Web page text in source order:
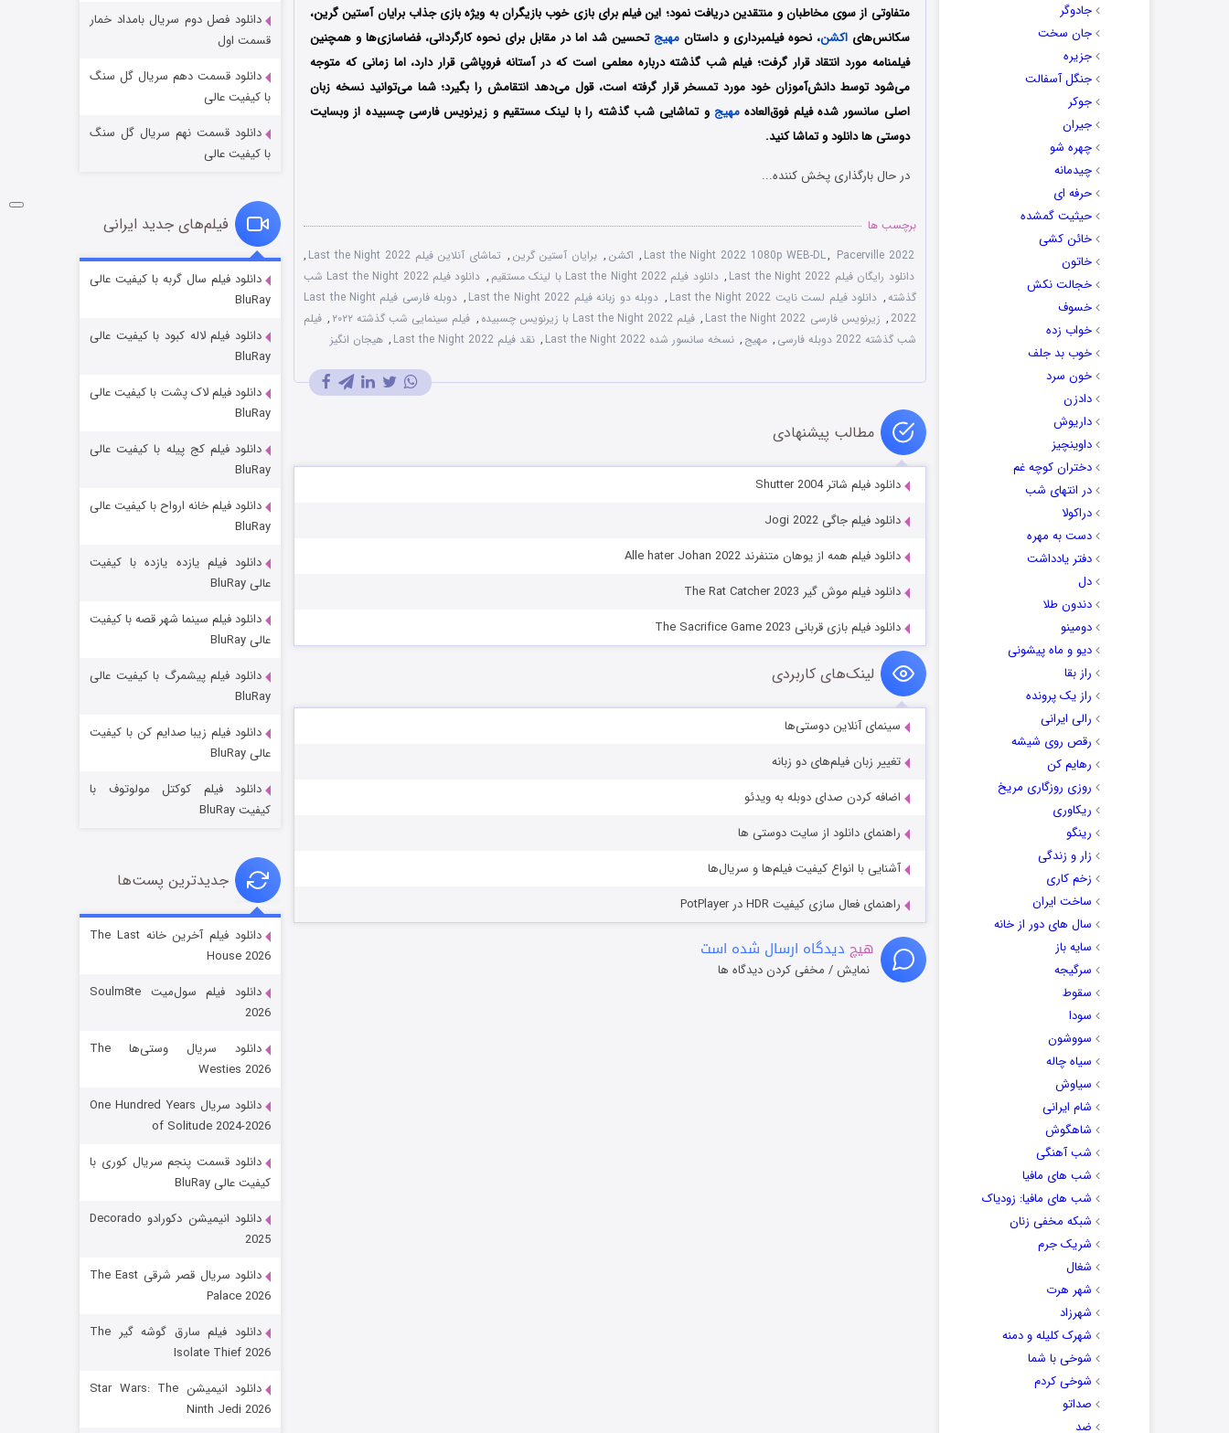
جادوگر
جان سخت
جزیره
جنگل آسفالت
جوکر
جیران
چهره شو
چیدمانه
حرفه ای
حیثیت گمشده
خائن کشی
خاتون
خجالت نکش
خسوف
خواب زده
خوب بد جلف
خون سرد
دادزن
داریوش
داوینچیز
دختران کوچه غم
در انتهای شب
دراکولا
دست به مهره
دفتر یادداشت
دل
دندون طلا
دومینو
دیو و ماه پیشونی
راز بقا
راز یک پرونده
رالی ایرانی
رقص روی شیشه
رهایم کن
روزی روزگاری مریخ
ریکاوری
رینگو
زار و زندگی
زخم کاری
ساخت ایران
سال های دور از خانه
سایه باز
سرگیجه
سقوط
سودا
سووشون
سیاه چاله
سیاوش
شام ایرانی
شاهگوش
شب آهنگی
شب های مافیا
شب های مافیا: زودیاک
شبکه مخفی زنان
شریک جرم
شغال
شهر هرت
شهرزاد
شهرک کلیله و دمنه
شوخی با شما
شوخی کردم
صداتو
ضد
متفاوتی از سوی مخاطبان و منتقدین دریافت نمود؛ این فیلم برای بازی خوب بازیگران به ویژه بازی جذاب برایان آستین گرین،
سکانس‌هایاکشن، نحوه فیلمبرداری و داستان مهیج تحسین شد اما در مقابل برای نحوه کارگردانی، فضاسازی‌ها و همچنین
فیلمنامه مورد انتقاد قرار گرفت؛ فیلم شب گذشته درباره معلمی است که در آستانه فروپاشی قرار دارد، اما زمانی که متوجه
می‌شود توسط دانش‌آموزان خود مورد تمسخر قرار گرفته است، قول می‌دهد انتقامش را بگیرد؛ شما می‌توانید نسخه زبان
اصلی سانسور شده فیلم فوق‌العادهمهیج و تماشایی شب گذشته را با ‌لینک مستقیم و زیرنویس فارسی چسبیده از وبسایت
دوستی ها دانلود و تماشا کنید.
در حال بارگذاری پخش کننده...
برچسب ها
Last the Night 2022 1080p WEB-DL, Pacerville 2022
, اکشن , برایان آستین گرین , تماشای آنلاین فیلم Last the Night 2022
,
دانلود رایگان فیلم Last the Night 2022
, دانلود فیلم Last the Night 2022 با لینک مستقیم ,
دانلود فیلم Last the Night 2022 شب
گذشته, دانلود فیلم لست نایت Last the Night 2022 , دوبله دو زبانه فیلم Last the Night 2022 ,
دوبله فارسی فیلم Last the Night
2022
, زیرنویس فارسی Last the Night 2022 , فیلم Last the Night 2022 با زیرنویس چسبیده , فیلم سینمایی شب گذشته ۲۰۲۲ , فیلم
شب گذشته 2022 دوبله فارسی
, مهیج , نسخه سانسور شده Last the Night 2022 , نقد فیلم Last the Night 2022 , هیجان انگیز
مطالب پیشنهادی
دانلود فیلم شاتر Shutter 2004
دانلود فیلم جاگی Jogi 2022
دانلود فیلم همه از یوهان متنفرند Alle hater Johan 2022
دانلود فیلم موش گیر The Rat Catcher 2023
دانلود فیلم بازی قربانی The Sacrifice Game 2023
لینک‌های کاربردی
سینمای آنلاین دوستی‌ها
تغییر زبان فیلم‌های دو زبانه
اضافه کردن صدای دوبله به ویدئو
راهنمای دانلود از سایت دوستی ها
آشنایی با انواع کیفیت فیلم‌ها و سریال‌ها
راهنمای فعال سازی کیفیت HDR در PotPlayer
هیچ دیدگاه ارسال شده است
نمایش / مخفی کردن دیدگاه ها
شکست استوارت در نجات جهان
قسمت ۷ (زیرنویس) منتشر شد
شوگر فصل ۲
قسمت
خاندان اژدها فصل ۳
جادوگری در مغولستان
قسمت
رویایی برای تو
قسمت
دانلود فصل دوم سریال بامداد خمار
قسمت اول
دانلود قسمت دهم سریال گل سنگ
با کیفیت عالی
دانلود قسمت نهم سریال گل سنگ
با کیفیت عالی
فیلم‌های جدید ایرانی
دانلود فیلم سال گربه با کیفیت عالی
BluRay
دانلود فیلم لاله کبود با کیفیت عالی
BluRay
دانلود فیلم لاک پشت با کیفیت عالی
BluRay
دانلود فیلم کج‌ پیله با کیفیت عالی
BluRay
دانلود فیلم خانه ارواح با کیفیت عالی
BluRay
دانلود فیلم یازده یازده با کیفیت
عالی BluRay
دانلود فیلم سینما شهر قصه با کیفیت
عالی BluRay
دانلود فیلم پیشمرگ با کیفیت عالی
BluRay
دانلود فیلم زیبا صدایم کن با کیفیت
عالی BluRay
دانلود فیلم کوکتل مولوتوف با
کیفیت BluRay
جدیدترین پست‌ها
دانلود فیلم آخرین خانه The Last
House 2026
دانلود فیلم سول‌میت Soulm8te
2026
دانلود سریال وستی‌ها The
Westies 2026
دانلود سریال One Hundred Years
of Solitude 2024-2026
دانلود قسمت پنجم سریال کوری با
کیفیت عالی BluRay
دانلود انیمیشن دکورادو Decorado
2025
دانلود سریال قصر شرقی The East
Palace 2026
دانلود فیلم سارق گوشه گیر The
Isolate Thief 2026
دانلود انیمیشن Star Wars: The
Ninth Jedi 2026